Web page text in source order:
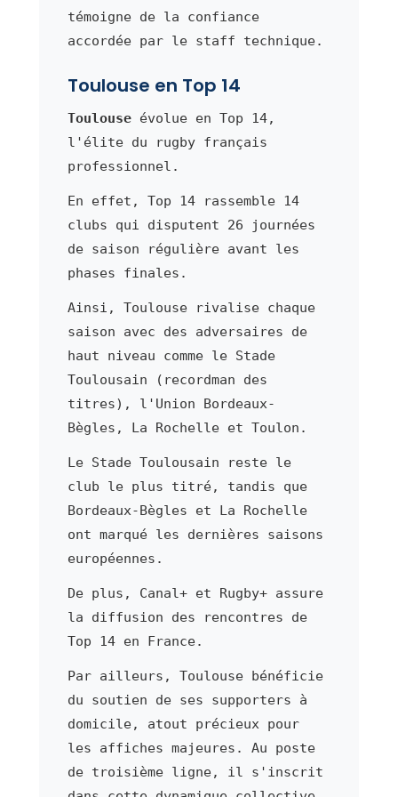
témoigne de la confiance
accordée par le staff technique.
Toulouse en Top 14
Toulouseévolue en Top 14,
l'élite du rugby français
professionnel.
En effet, Top 14 rassemble 14
clubs qui disputent 26 journées
de saison régulière avant les
phases finales.
Ainsi, Toulouse rivalise chaque
saison avec des adversaires de
haut niveau comme le Stade
Toulousain (recordman des
titres), l'Union Bordeaux-
Bègles, La Rochelle et Toulon.
Le Stade Toulousain reste le
club le plus titré, tandis que
Bordeaux-Bègles et La Rochelle
ont marqué les dernières saisons
européennes.
De plus, Canal+ et Rugby+ assure
la diffusion des rencontres de
Top 14 en France.
Par ailleurs, Toulouse bénéficie
du soutien de ses supporters à
domicile, atout précieux pour
les affiches majeures. Au poste
de troisième ligne, il s'inscrit